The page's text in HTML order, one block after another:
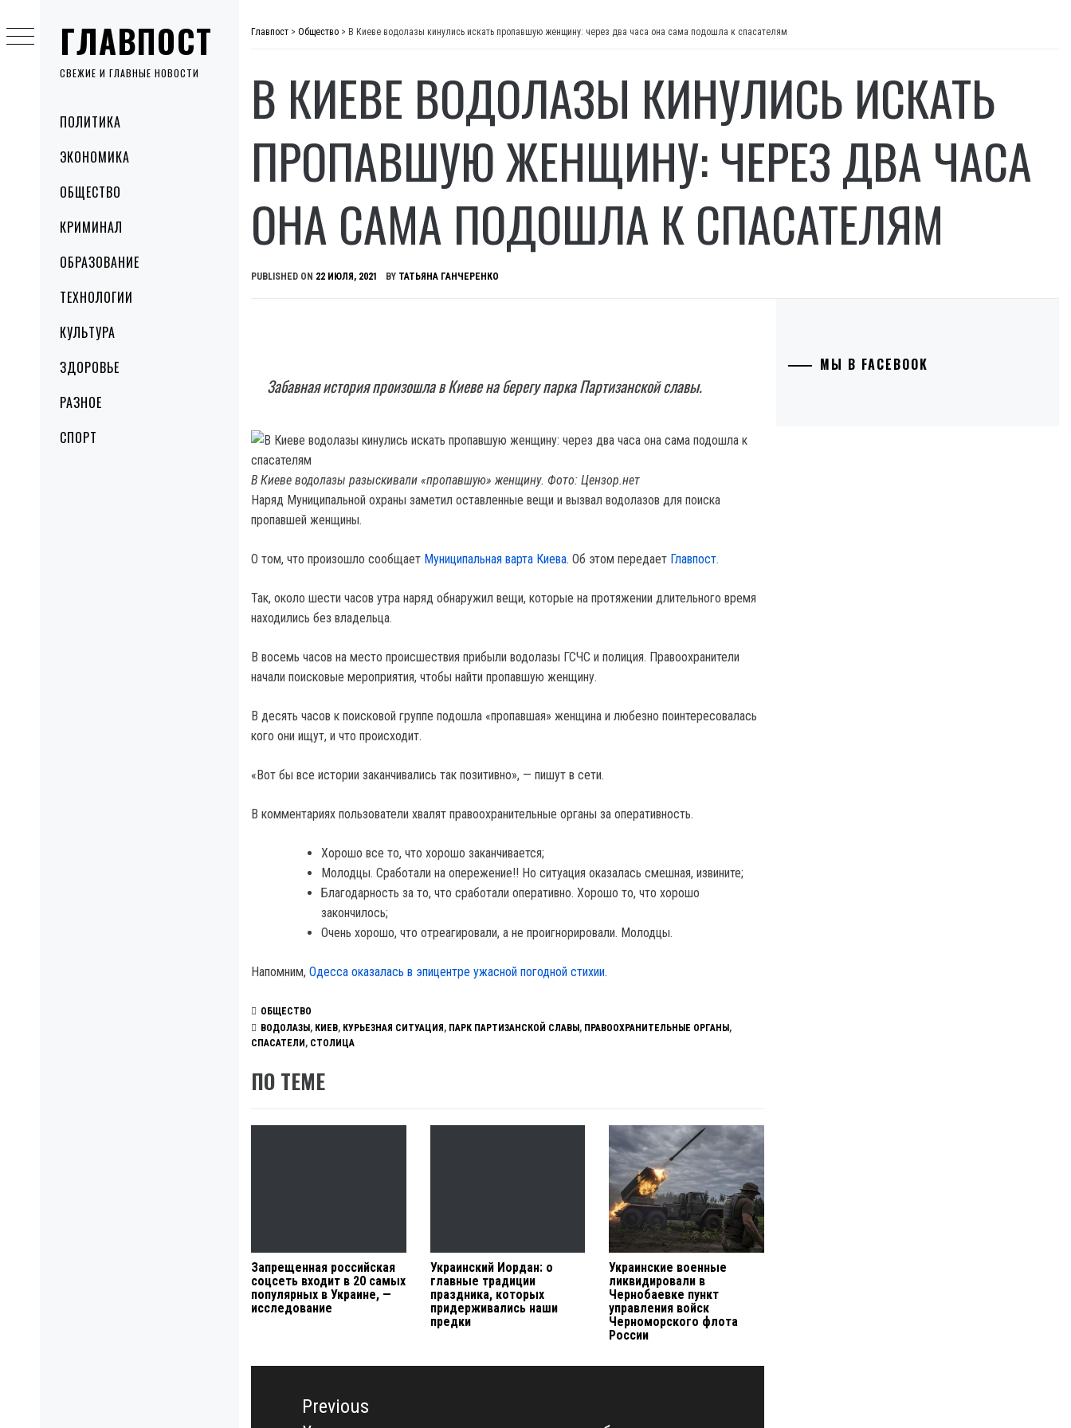
ГЛАВПОСТ
СВЕЖИЕ И ГЛАВНЫЕ НОВОСТИ
MenuПОЛИТИКА
ЭКОНОМИКА
ОБЩЕСТВО
КРИМИНАЛ
ОБРАЗОВАНИЕ
ТЕХНОЛОГИИ
КУЛЬТУРА
ЗДОРОВЬЕ
РАЗНОЕ
СПОРТ
to
content
Главпост > Общество > В Киеве водолазы кинулись искать пропавшую женщину: через два часа она сама подошла к спасателям
В КИЕВЕ ВОДОЛАЗЫ КИНУЛИСЬ ИСКАТЬ
ПРОПАВШУЮ ЖЕНЩИНУ: ЧЕРЕЗ ДВА ЧАСА
ОНА САМА ПОДОШЛА К СПАСАТЕЛЯМ
PUBLISHED ON 22 ИЮЛЯ, 2021 BY ТАТЬЯНА ГАНЧЕРЕНКО
Забавная история произошла в Киеве на берегу парка Партизанской славы.
В Киеве водолазы разыскивали «пропавшую» женщину. Фото: Цензор.нет
Наряд Муниципальной охраны заметил оставленные вещи и вызвал водолазов для поиска
пропавшей женщины.
О том, что произошло сообщает Муниципальная варта Киева. Об этом передает Главпост.
Так, около шести часов утра наряд обнаружил вещи, которые на протяжении длительного время
находились без владельца.
В восемь часов на место происшествия прибыли водолазы ГСЧС и полиция. Правоохранители
начали поисковые мероприятия, чтобы найти пропавшую женщину.
В десять часов к поисковой группе подошла «пропавшая» женщина и любезно поинтересовалась
кого они ищут, и что происходит.
«Вот бы все истории заканчивались так позитивно», — пишут в сети.
В комментариях пользователи хвалят правоохранительные органы за оперативность.
Хорошо все то, что хорошо заканчивается;
Молодцы. Сработали на опережение!! Но ситуация оказалась смешная, извините;
Благодарность за то, что сработали оперативно. Хорошо то, что хорошо
закончилось;
Очень хорошо, что отреагировали, а не проигнорировали. Молодцы.
Напомним, Одесса оказалась в эпицентре ужасной погодной стихии.
ОБЩЕСТВО
ВОДОЛАЗЫ , КИЕВ, КУРЬЕЗНАЯ СИТУАЦИЯ , ПАРК ПАРТИЗАНСКОЙ СЛАВЫ , ПРАВООХРАНИТЕЛЬНЫЕ ОРГАНЫ ,
СПАСАТЕЛИ , СТОЛИЦА
ПО ТЕМЕ
Запрещенная российская
соцсеть входит в 20 самых
популярных в Украине, —
исследование
Украинский Иордан: о
главные традиции
праздника, которых
придерживались наши
предки
Украинские военные
ликвидировали в
Чернобаевке пункт
управления войск
Черноморского флота
России
Навигация
записямPrevious
МЫ В FACEBOOK